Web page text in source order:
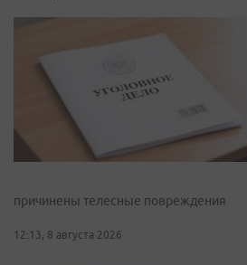
причинены телесные повреждения
12:13, 8 августа 2026